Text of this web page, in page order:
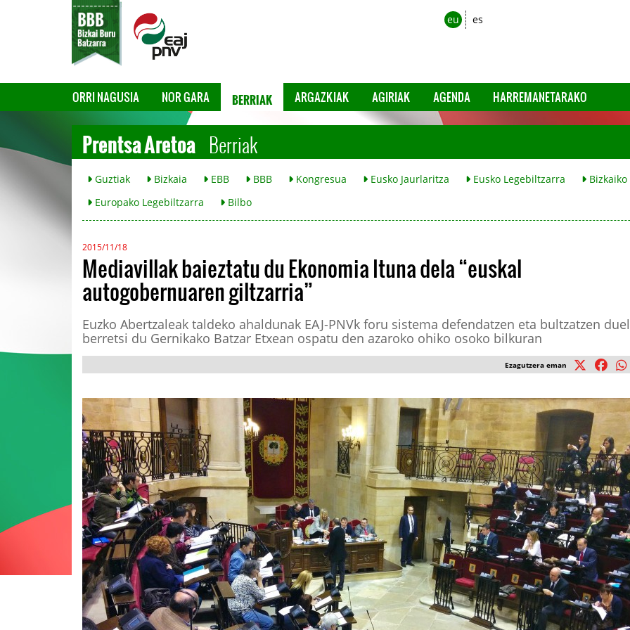
eu es
ORRI NAGUSIA NOR GARA BERRIAK ARGAZKIAK AGIRIAK AGENDA HARREMANETARAKO
Prentsa Aretoa Berriak
Guztiak Bizkaia EBB BBB Kongresua Eusko Jaurlaritza Eusko Legebiltzarra
Europako Legebiltzarra
Bilbo
2015/11/18
Mediavillak baieztatu du Ekonomia Ituna dela “euskal
autogobernuaren giltzarria”
Euzko Abertzaleak taldeko ahaldunak EAJ-PNVk foru sistema defendatzen eta bultzatzen
berretsi du Gernikako Batzar Etxean ospatu den azaroko ohiko osoko bilkuran
Ezagutzera eman